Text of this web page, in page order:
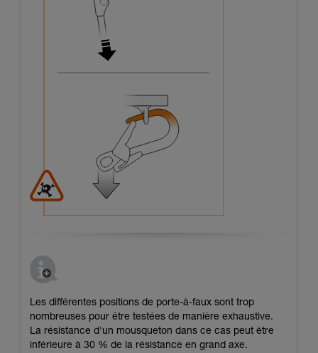
Les différentes positions de porte-à-faux sont trop
nombreuses pour être testées de manière exhaustive.
La résistance d'un mousqueton dans ce cas peut être
inférieure à 30 % de la résistance en grand axe.